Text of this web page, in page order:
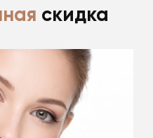
скидка
пациентов за
доверие
пациентам после